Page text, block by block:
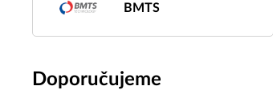
BMTS
Doporučujeme